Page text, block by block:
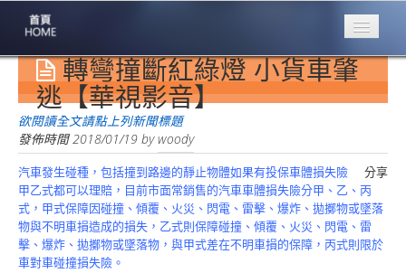
專業豐林
Professional
保險大家談
1386集
台灣商業保險
第一品牌
關於豐林
About
轉彎撞斷紅綠燈 小貨車肇
逃【華視影音】
欲閱讀全文請點上列新聞標題
發佈時間2018/01/19 bywoody
分享
汽車發生碰種，包括撞到路邊的靜止物體如果有投保車體損失險
甲乙式都可以理賠，目前市面常銷售的汽車車體損失險分甲、乙、丙
式，甲式保障因碰撞、傾覆、火災、閃電、雷擊、爆炸、拋擲物或墜落
物與不明車損造成的損失，乙式則保障碰撞、傾覆、火災、閃電、雷
擊、爆炸、拋擲物或墜落物，與甲式差在不明車損的保障，丙式則限於
車對車碰撞損失險。